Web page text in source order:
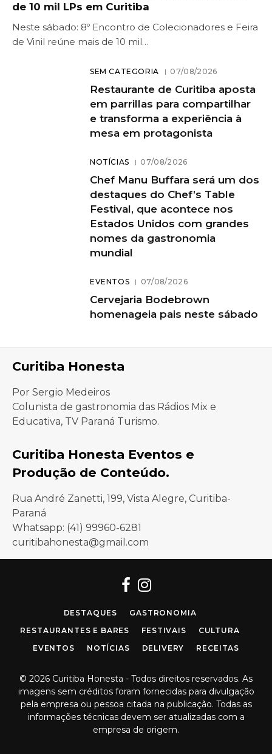
de 10 mil LPs em Curitiba
Neste sábado: 8º Encontro de Colecionadores e Feira
de Vinil reúne mais de 10 mil…
SEM CATEGORIA 07/08/2026
Restaurante de Curitiba aposta
em parrillas para compartilhar
e transforma a experiência à
mesa em protagonista
NOTÍCIAS 07/08/2026
Chef Manu Buffara será um dos
destaques do Chef’s Table
Festival, que acontece nos
Estados Unidos com grandes
nomes da gastronomia
mundial
EVENTOS 07/08/2026
Cervejaria Bodebrown
homenageia pais neste sábado
Curitiba Honesta
Por Sergio Medeiros
Colunista de gastronomia das Rádios Mix e
Educativa, TV Paraná Turismo.
Curitiba Honesta Eventos e
Produção de Conteúdo.
Rua André Zanetti, 199, Vista Alegre, Curitiba-
Paraná
Whatsapp: (41) 99960-6281
curitibahonesta@gmail.com
Facebook
Instagram
DESTAQUES
GASTRONOMIA
RESTAURANTES E BARES
FESTIVAIS
CULTURA
EVENTOS
NOTÍCIAS DELIVERY RECEITAS
© 2026 Curitiba Honesta - Todos direitos reservados. As
imagens sem créditos foram fornecidas para divulgação
pela empresa ou pessoa citada na publicação. Todas as
informações técnicas devem ser atualizadas com a
empresa de origem.